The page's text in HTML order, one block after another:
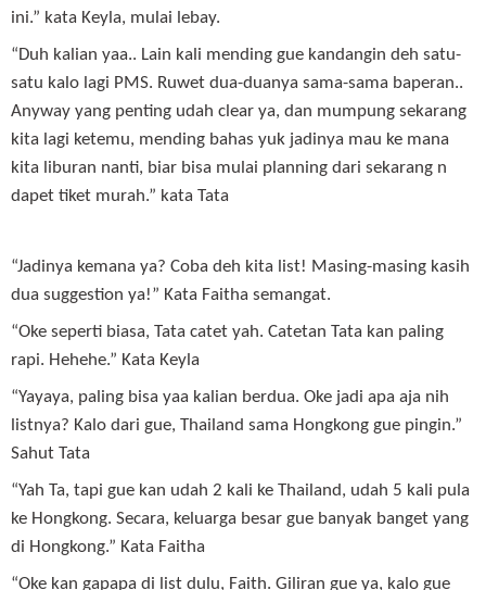
ini.” kata Keyla, mulai lebay.
“Duh kalian yaa.. Lain kali mending gue kandangin deh satu-
satu kalo lagi PMS. Ruwet dua-duanya sama-sama baperan..
Anyway yang penting udah clear ya, dan mumpung sekarang
kita lagi ketemu, mending bahas yuk jadinya mau ke mana
kita liburan nanti, biar bisa mulai planning dari sekarang n
dapet tiket murah.” kata Tata
“Jadinya kemana ya? Coba deh kita list! Masing-masing kasih
dua suggestion ya!” Kata Faitha semangat.
“Oke seperti biasa, Tata catet yah. Catetan Tata kan paling
rapi. Hehehe.” Kata Keyla
“Yayaya, paling bisa yaa kalian berdua. Oke jadi apa aja nih
listnya? Kalo dari gue, Thailand sama Hongkong gue pingin.”
Sahut Tata
“Yah Ta, tapi gue kan udah 2 kali ke Thailand, udah 5 kali pula
ke Hongkong. Secara, keluarga besar gue banyak banget yang
di Hongkong.” Kata Faitha
“Oke kan gapapa di list dulu, Faith. Giliran gue ya, kalo gue